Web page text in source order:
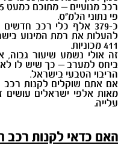
פי נתוני הלמ"ס.
כ-379 אלף כלי רכב
411 מכוניות.
זה אולי נשמע שיעור גבוה,
ביחס למערב – כך שיש לו
הריבוי הטבעי בישראל.
אם אתם שוקלים לקנות
מאות אלפי ישראלים
עלייה.
האם כדאי לקנות רכב